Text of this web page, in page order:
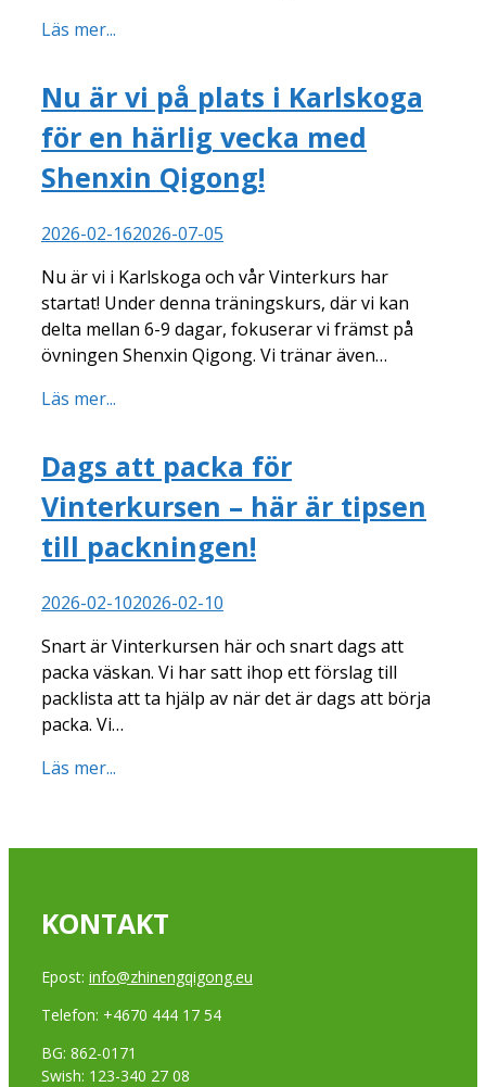
Läs mer...
Nu är vi på plats i Karlskoga
för en härlig vecka med
Shenxin Qigong!
2026-02-162026-07-05
Nu är vi i Karlskoga och vår Vinterkurs har
startat! Under denna träningskurs, där vi kan
delta mellan 6-9 dagar, fokuserar vi främst på
övningen Shenxin Qigong. Vi tränar även…
Läs mer...
Dags att packa för
Vinterkursen – här är tipsen
till packningen!
2026-02-102026-02-10
Snart är Vinterkursen här och snart dags att
packa väskan. Vi har satt ihop ett förslag till
packlista att ta hjälp av när det är dags att börja
packa. Vi…
Läs mer...
KONTAKT
Epost: info@zhinengqigong.eu
Telefon: +4670 444 17 54
BG: 862-0171
Swish: 123-340 27 08